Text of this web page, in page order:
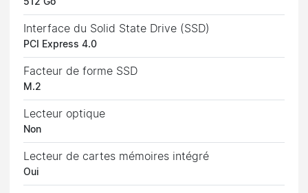
512 Go
Interface du Solid State Drive (SSD)
PCI Express 4.0
Facteur de forme SSD
M.2
Lecteur optique
Non
Lecteur de cartes mémoires intégré
Oui